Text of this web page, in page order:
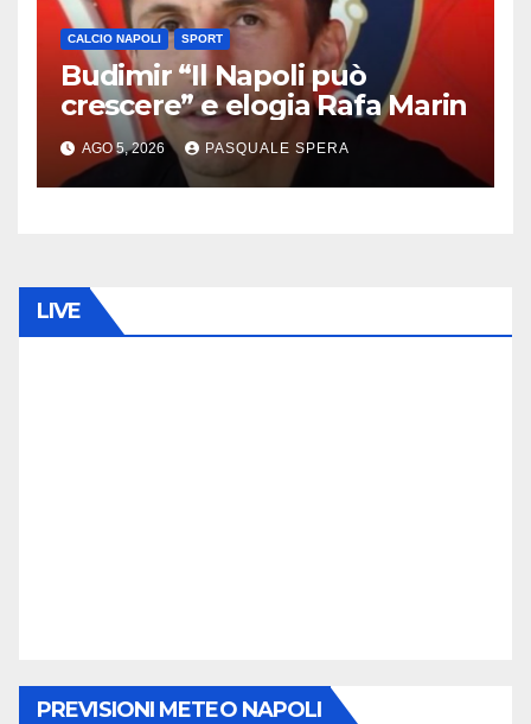
CALCIO NAPOLI SPORT
Budimir “Il Napoli può
crescere” e elogia Rafa Marin
AGO 5, 2026 PASQUALE SPERA
LIVE
PREVISIONI METEO NAPOLI